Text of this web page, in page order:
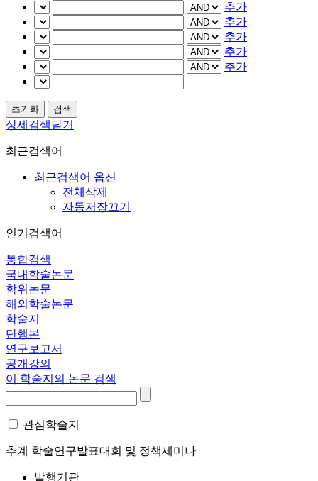
추가
추가
추가
추가
추가
상세검색닫기
최근검색어
최근검색어 옵션
전체삭제
자동저장끄기
인기검색어
통합검색
국내학술논문
학위논문
해외학술논문
학술지
단행본
연구보고서
공개강의
이 학술지의 논문 검색
관심학술지
추계 학술연구발표대회 및 정책세미나
발행기관